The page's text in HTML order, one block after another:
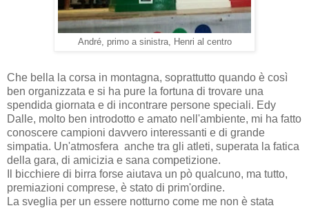
André, primo a sinistra, Henri al centro
Che bella la corsa in montagna, soprattutto quando è così
ben organizzata e si ha pure la fortuna di trovare una
spendida giornata e di incontrare persone speciali. Edy
Dalle, molto ben introdotto e amato nell'ambiente, mi ha fatto
conoscere campioni davvero interessanti e di grande
simpatia. Un'atmosfera anche tra gli atleti, superata la fatica
della gara, di amicizia e sana competizione.
Il bicchiere di birra forse aiutava un pò qualcuno, ma tutto,
premiazioni comprese, è stato di prim'ordine.
La sveglia per un essere notturno come me non è stata